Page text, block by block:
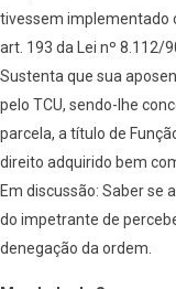
tivessem implementado
art. 193 da Lei nº 8.112/
Sustenta que sua
pelo TCU, sendo-lhe
parcela, a título de
direito adquirido bem
Em discussão: Saber se
do impetrante de
denegação da ordem.